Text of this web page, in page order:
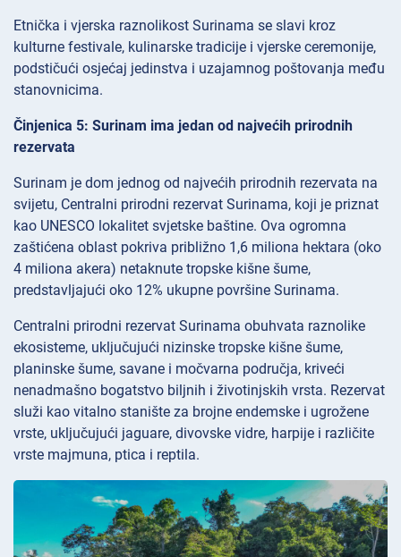
Etnička i vjerska raznolikost Surinama se slavi kroz
kulturne festivale, kulinarske tradicije i vjerske ceremonije,
podstičući osjećaj jedinstva i uzajamnog poštovanja među
stanovnicima.
Činjenica 5: Surinam ima jedan od najvećih prirodnih
rezervata
Surinam je dom jednog od najvećih prirodnih rezervata na
svijetu, Centralni prirodni rezervat Surinama, koji je priznat
kao UNESCO lokalitet svjetske baštine. Ova ogromna
zaštićena oblast pokriva približno 1,6 miliona hektara (oko
4 miliona akera) netaknute tropske kišne šume,
predstavljajući oko 12% ukupne površine Surinama.
Centralni prirodni rezervat Surinama obuhvata raznolike
ekosisteme, uključujući nizinske tropske kišne šume,
planinske šume, savane i močvarna područja, kriveći
nenadmašno bogatstvo biljnih i životinjskih vrsta. Rezervat
služi kao vitalno stanište za brojne endemske i ugrožene
vrste, uključujući jaguare, divovske vidre, harpije i različite
vrste majmuna, ptica i reptila.